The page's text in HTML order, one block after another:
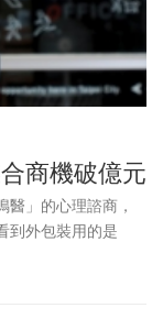
商機破億元
」的心理諮商，
到外包裝用的是
，抱著一整天的